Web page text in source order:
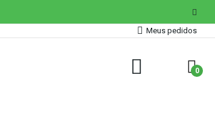
Meus pedidos
0